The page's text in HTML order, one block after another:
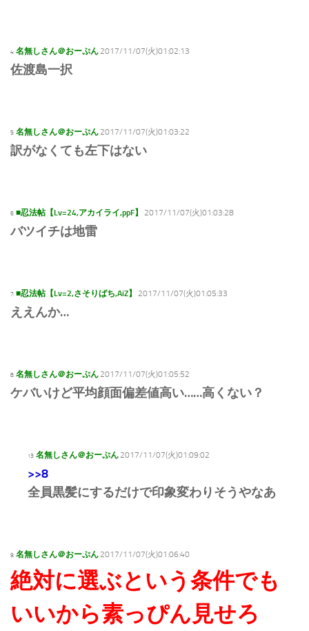
4: 名無しさん＠おーぷん 2017/11/07(火)01:02:13
佐渡島一択
5: 名無しさん＠おーぷん 2017/11/07(火)01:03:22
訳がなくても左下はない
6: ■忍法帖【Lv=24,アカイライ,ppF】 2017/11/07(火)01:03:28
バツイチは地雷
7: ■忍法帖【Lv=2,さそりばち,AiZ】 2017/11/07(火)01:05:33
ええんか…
8: 名無しさん＠おーぷん 2017/11/07(火)01:05:52
ケバいけど平均顔面偏差値高い……高くない？
13: 名無しさん＠おーぷん 2017/11/07(火)01:09:02
>>8
全員黒髪にするだけで印象変わりそうやなあ
9: 名無しさん＠おーぷん 2017/11/07(火)01:06:40
絶対に選ぶという条件でも
いいから素っぴん見せろ